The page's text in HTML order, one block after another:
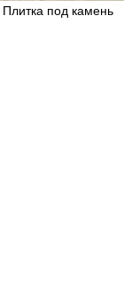
Плитка под камень